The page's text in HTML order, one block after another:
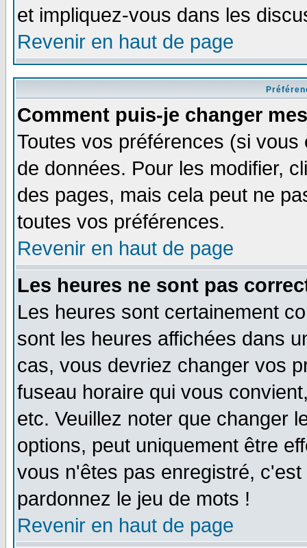
et impliquez-vous dans les
Revenir en haut de page
Comment puis-je changer
Toutes vos préférences (si
de données. Pour les modifier,
des pages, mais cela peut ne
toutes vos préférences.
Revenir en haut de page
Les heures ne sont pas
Les heures sont certainement
sont les heures affichées dans
cas, vous devriez changer vos
fuseau horaire qui vous
etc. Veuillez noter que changer
options, peut uniquement être
vous n'êtes pas enregistré,
pardonnez le jeu de mots !
Revenir en haut de page